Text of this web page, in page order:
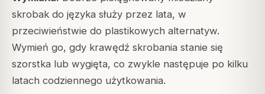
skrobak do języka służy przez lata, w
przeciwieństwie do plastikowych alternatyw.
Wymień go, gdy krawędź skrobania stanie się
szorstka lub wygięta, co zwykle następuje po kilku
latach codziennego użytkowania.